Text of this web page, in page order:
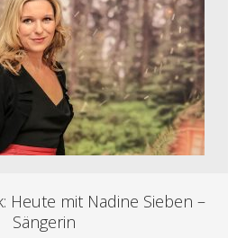
Heute mit Nadine Sieben –
Sängerin